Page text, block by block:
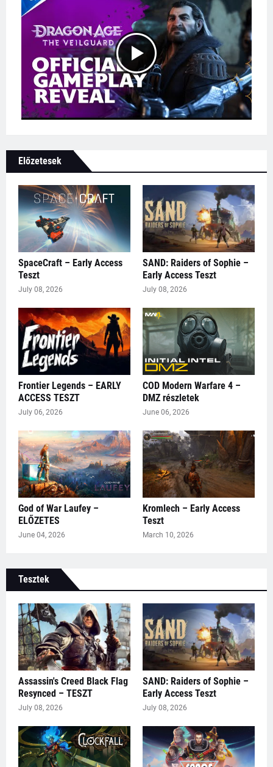
Előzetesek
SpaceCraft – Early Access
Teszt
July 08, 2026
SAND: Raiders of Sophie –
Early Access Teszt
July 08, 2026
Frontier Legends – EARLY
ACCESS TESZT
July 06, 2026
COD Modern Warfare 4 –
DMZ részletek
June 06, 2026
God of War Laufey –
ELŐZETES
June 04, 2026
Kromlech – Early Access
Teszt
March 10, 2026
Tesztek
Assassin's Creed Black Flag
Resynced – TESZT
July 08, 2026
SAND: Raiders of Sophie –
Early Access Teszt
July 08, 2026